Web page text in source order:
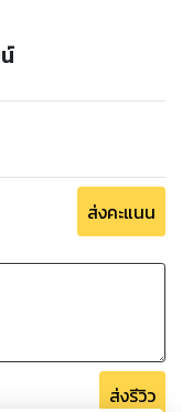
เห็นเขาลูบอยู่หน้า
ยงกางเกงตัวจิ๋วที่
ส่งคะแนน
ส่งรีวิว